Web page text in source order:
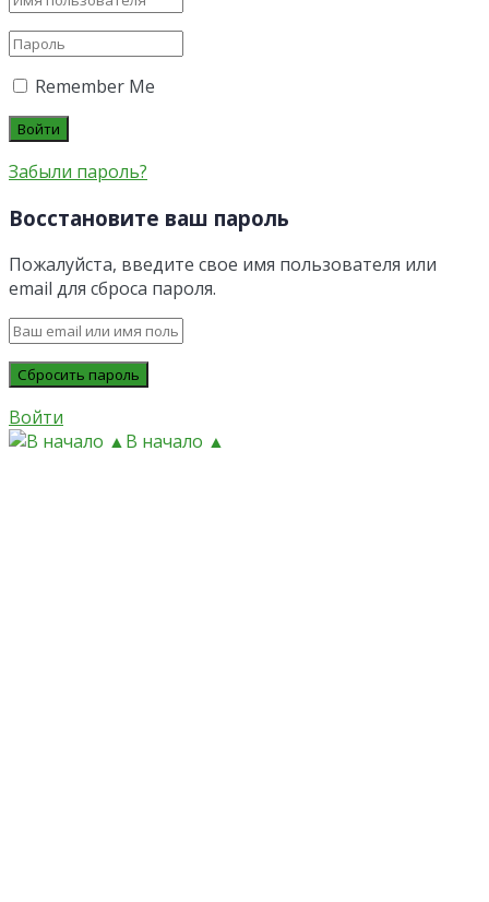
Remember Me
Забыли пароль?
Восстановите ваш пароль
Пожалуйста, введите свое имя пользователя или
email для сброса пароля.
Войти
В начало ▲